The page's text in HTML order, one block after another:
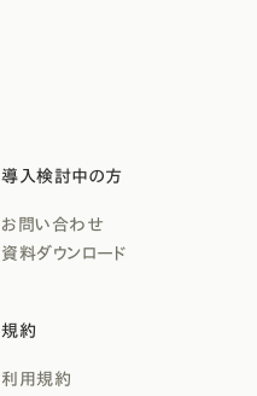
導入検討中の方
お問い合わせ
資料ダウンロード
規約
利用規約